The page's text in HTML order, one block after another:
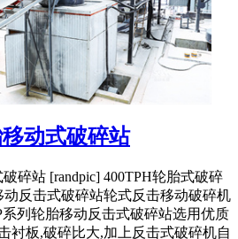
动式破碎站
碎站 [randpic] 400TPH轮胎式破碎
反击式破碎站轮式反击移动破碎机
系列轮胎移动反击式破碎站选用优质
衬板,破碎比大,加上反击式破碎机自